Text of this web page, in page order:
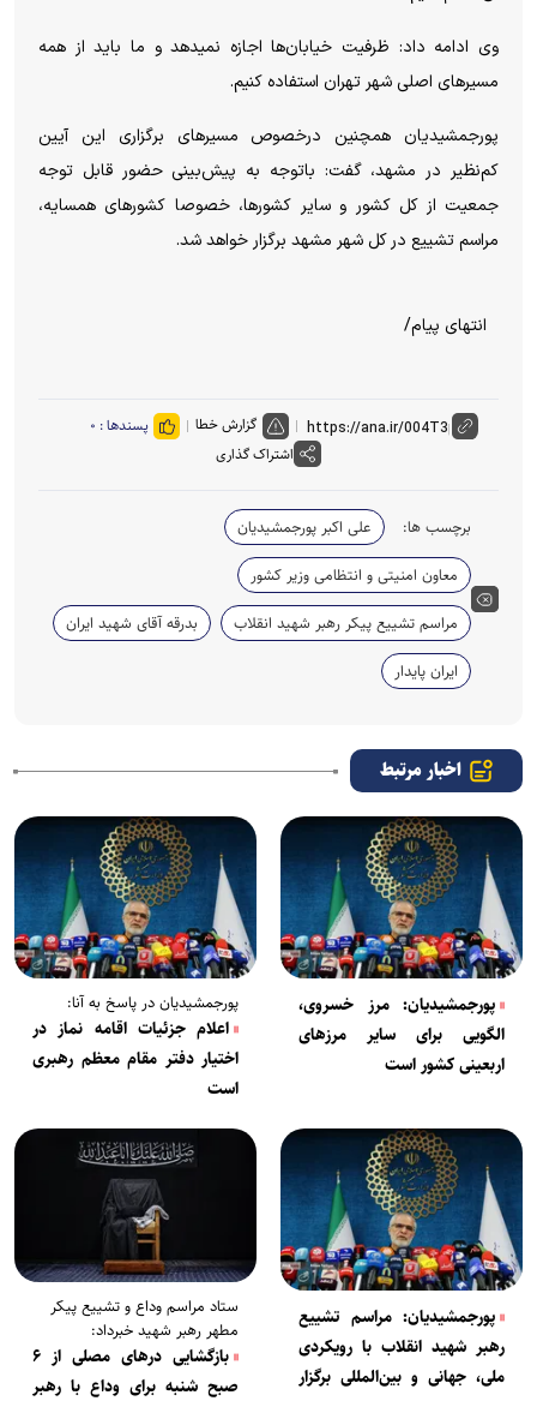
وی ادامه داد: ظرفیت خیابان‌ها اجازه نمیدهد و ما باید از همه
مسیرهای اصلی شهر تهران استفاده کنیم.
پورجمشیدیان همچنین درخصوص مسیرهای برگزاری این آیین
کم‌نظیر در مشهد، گفت: باتوجه به پیش‌بینی حضور قابل توجه
جمعیت از کل کشور و سایر کشورها، خصوصا کشورهای همسایه،
مراسم تشییع در کل شهر مشهد برگزار خواهد شد.
انتهای پیام/
گزارش خطا پسندها : ۰
اشتراک گذاری
برچسب ها:
علی اکبر پورجمشیدیان
معاون امنیتی و انتظامی وزیر کشور
مراسم تشییع پیکر رهبر شهید انقلاب
بدرقه آقای شهید ایران
ایران پایدار
اخبار مرتبط
پورجمشیدیان: مرز خسروی،
الگویی برای سایر مرزهای
اربعینی کشور است
پورجمشیدیان در پاسخ به آنا:
اعلام جزئیات اقامه نماز در
اختیار دفتر مقام معظم رهبری
است
پورجمشیدیان: مراسم تشییع
رهبر شهید انقلاب با رویکردی
ملی، جهانی و بین‌المللی برگزار
ستاد مراسم وداع و تشییع پیکر
مطهر رهبر شهید خبرداد:
بازگشایی درهای مصلی از ۶
صبح شنبه برای وداع با رهبر